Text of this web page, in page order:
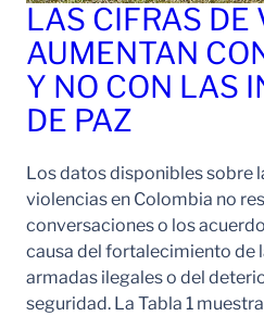
LAS CIFRAS DE
AUMENTAN
Y NO CON LAS
DE PAZ
Los datos disponibles sobre
violencias en Colombia no
conversaciones o los
causa del fortalecimiento de
armadas ilegales o del
seguridad. La Tabla 1